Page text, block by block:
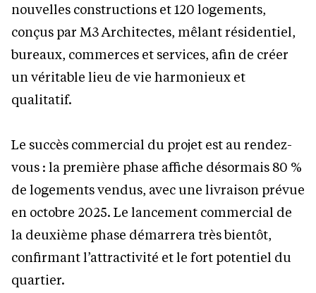
nouvelles constructions et 120 logements,
conçus par M3 Architectes, mêlant résidentiel,
bureaux, commerces et services, afin de créer
un véritable lieu de vie harmonieux et
qualitatif.
Le succès commercial du projet est au rendez-
vous : la première phase affiche désormais 80 %
de logements vendus, avec une livraison prévue
en octobre 2025. Le lancement commercial de
la deuxième phase démarrera très bientôt,
confirmant l’attractivité et le fort potentiel du
quartier.